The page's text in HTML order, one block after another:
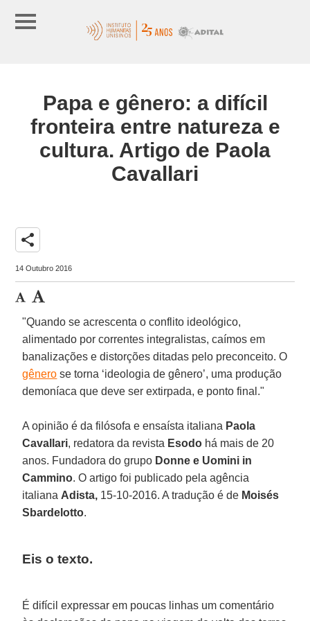
Papa e gênero: a difícil
fronteira entre natureza e
cultura. Artigo de Paola
Cavallari
share
14 Outubro 2016
"Quando se acrescenta o conflito ideológico,
alimentado por correntes integralistas, caímos em
banalizações e distorções ditadas pelo preconceito. O
gênero se torna ‘ideologia de gênero’, uma produção
demoníaca que deve ser extirpada, e ponto final."
A opinião é da filósofa e ensaísta italiana Paola
Cavallari, redatora da revista Esodo há mais de 20
anos. Fundadora do grupo Donne e Uomini in
Cammino. O artigo foi publicado pela agência
italiana Adista, 15-10-2016. A tradução é de Moisés
Sbardelotto.
Eis o texto.
É difícil expressar em poucas linhas um comentário